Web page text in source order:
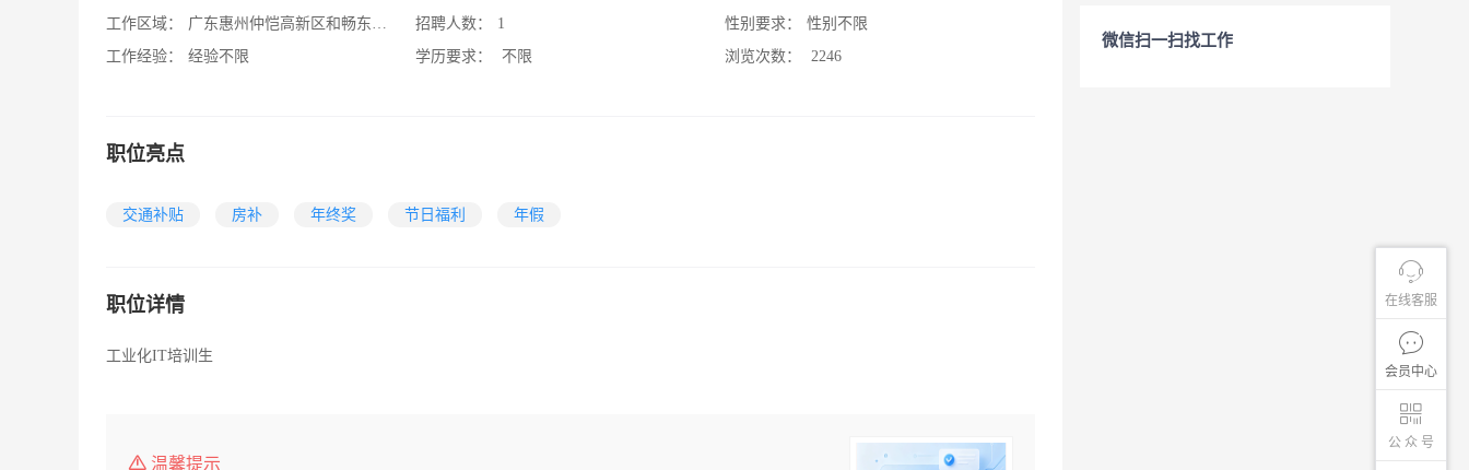
在线客服
会员中心
公 众 号
工作区域：
广东惠州仲恺高新区和畅东四路5号
工作经验：
经验不限
招聘人数：
1
学历要求：
不限
性别要求：
性别不限
浏览次数：
2246
职位亮点
交通补贴 房补 年终奖 节日福利 年假
职位详情
工业化IT培训生
温馨提示
微信扫一扫找工作